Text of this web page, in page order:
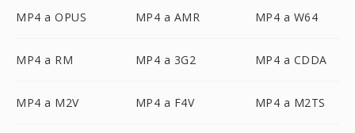
MP4 a OPUS MP4 a AMR MP4 a W64
MP4 a RM MP4 a 3G2 MP4 a CDDA
MP4 a M2V MP4 a F4V MP4 a M2TS